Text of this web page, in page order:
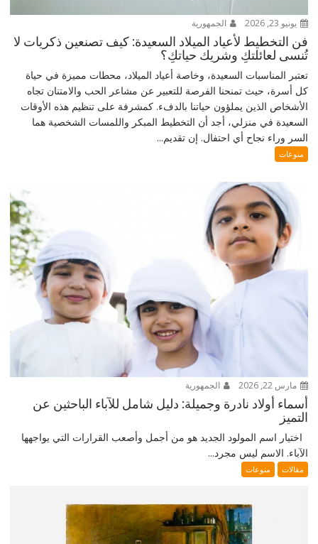
يونيو 23, 2026 الجمهورية
فن التخطيط لأعياد الميلاد السعيدة: كيف تصنعين ذكريات لا
تُنسى لعائلتكِ وشريك حياتكِ؟
تعتبر المناسبات السعيدة، وخاصة أعياد الميلاد، محطات مميزة في حياة
كل أسرة، حيث تمنحنا الفرصة للتعبير عن مشاعر الحب والامتنان تجاه
الأشخاص الذين يملؤون حياتنا بالدفء. كمشرفة على تنظيم هذه الأوقات
السعيدة في منزلي، أجد أن التخطيط المبكر واللمسات الشخصية هما
السر وراء نجاح أي احتفال. إن تقديم...
منوعات
مارس 22, 2026 الجمهورية
أسماء أولاد نادرة وجميلة: دليل شامل للآباء الباحثين عن
التميز
اختيار اسم المولود الجديد هو من أجمل وأصعب القرارات التي يواجهها
الآباء. الاسم ليس مجرد...
مقالات منوعات